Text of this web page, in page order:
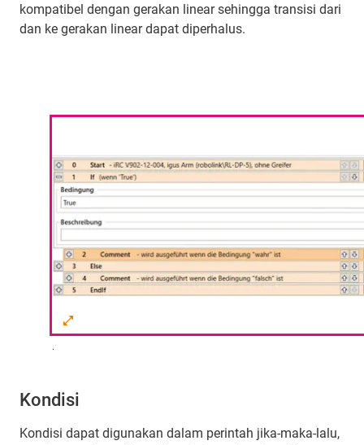
kompatibel dengan gerakan linear sehingga transisi dari
dan ke gerakan linear dapat diperhalus.
.
Kondisi
Kondisi dapat digunakan dalam perintah jika-maka-lalu,